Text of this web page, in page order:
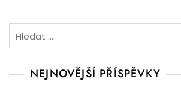
NEJNOVĚJŠÍ PŘÍSPĚVKY